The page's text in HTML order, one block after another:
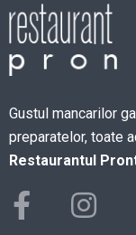
Gustul mancarilor
preparatelor, toate
Restaurantul